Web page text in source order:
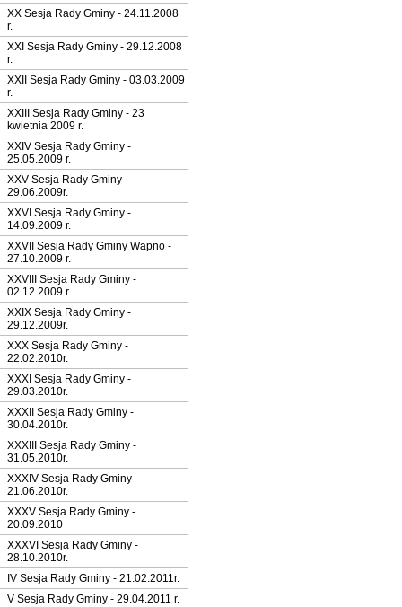
XX Sesja Rady Gminy - 24.11.2008
r.
XXI Sesja Rady Gminy - 29.12.2008
r.
XXII Sesja Rady Gminy - 03.03.2009
r.
XXIII Sesja Rady Gminy - 23
kwietnia 2009 r.
XXIV Sesja Rady Gminy -
25.05.2009 r.
XXV Sesja Rady Gminy -
29.06.2009r.
XXVI Sesja Rady Gminy -
14.09.2009 r.
XXVII Sesja Rady Gminy Wapno -
27.10.2009 r.
XXVIII Sesja Rady Gminy -
02.12.2009 r.
XXIX Sesja Rady Gminy -
29.12.2009r.
XXX Sesja Rady Gminy -
22.02.2010r.
XXXI Sesja Rady Gminy -
29.03.2010r.
XXXII Sesja Rady Gminy -
30.04.2010r.
XXXIII Sesja Rady Gminy -
31.05.2010r.
XXXIV Sesja Rady Gminy -
21.06.2010r.
XXXV Sesja Rady Gminy -
20.09.2010
XXXVI Sesja Rady Gminy -
28.10.2010r.
IV Sesja Rady Gminy - 21.02.2011r.
V Sesja Rady Gminy - 29.04.2011 r.